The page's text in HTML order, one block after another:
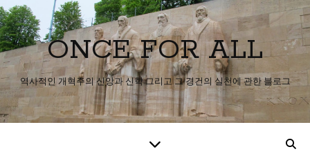
ONCE FOR ALL
역사적인 개혁주의 신앙과 신학 그리고 그 경건의 실천에 관한 블로그